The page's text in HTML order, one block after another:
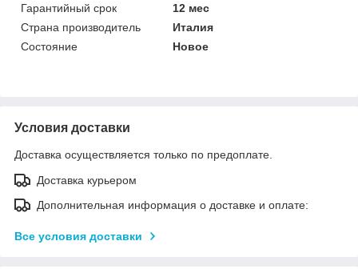
Гарантийный срок
12 мес
Страна производитель
Италия
Состояние
Новое
Условия доставки
Доставка осуществляется только по предоплате.
Доставка курьером
Дополнительная информация о доставке и оплате:
Все условия доставки